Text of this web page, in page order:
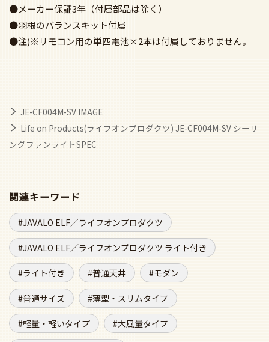
●メーカー保証3年（付属部品は除く）
●羽根のバランスキット付属
●注)※リモコン用の単四電池×2本は付属しておりません。
JE-CF004M-SV IMAGE
Life on Products(ライフオンプロダクツ) JE-CF004M-SV シーリ
ングファンライトSPEC
関連キーワード
JAVALO ELF／ライフオンプロダクツ
JAVALO ELF／ライフオンプロダクツ ライト付き
ライト付き 普通天井 モダン
普通サイズ 薄型・スリムタイプ
軽量・軽いタイプ 大風量タイプ